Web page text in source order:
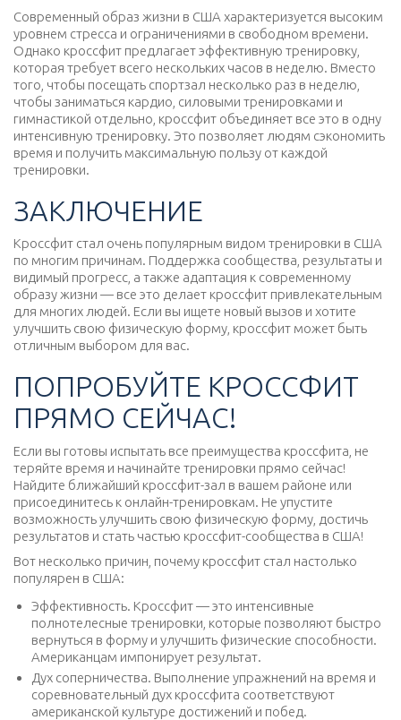
Современный образ жизни в США характеризуется высоким
уровнем стресса и ограничениями в свободном времени.
Однако кроссфит предлагает эффективную тренировку,
которая требует всего нескольких часов в неделю. Вместо
того, чтобы посещать спортзал несколько раз в неделю,
чтобы заниматься кардио, силовыми тренировками и
гимнастикой отдельно, кроссфит объединяет все это в одну
интенсивную тренировку. Это позволяет людям сэкономить
время и получить максимальную пользу от каждой
тренировки.
ЗАКЛЮЧЕНИЕ
Кроссфит стал очень популярным видом тренировки в США
по многим причинам. Поддержка сообщества, результаты и
видимый прогресс, а также адаптация к современному
образу жизни — все это делает кроссфит привлекательным
для многих людей. Если вы ищете новый вызов и хотите
улучшить свою физическую форму, кроссфит может быть
отличным выбором для вас.
ПОПРОБУЙТЕ КРОССФИТ
ПРЯМО СЕЙЧАС!
Если вы готовы испытать все преимущества кроссфита, не
теряйте время и начинайте тренировки прямо сейчас!
Найдите ближайший кроссфит-зал в вашем районе или
присоединитесь к онлайн-тренировкам. Не упустите
возможность улучшить свою физическую форму, достичь
результатов и стать частью кроссфит-сообщества в США!
Вот несколько причин, почему кроссфит стал настолько
популярен в США:
Эффективность. Кроссфит — это интенсивные
полнотелесные тренировки, которые позволяют быстро
вернуться в форму и улучшить физические способности.
Американцам импонирует результат.
Дух соперничества. Выполнение упражнений на время и
соревновательный дух кроссфита соответствуют
американской культуре достижений и побед.